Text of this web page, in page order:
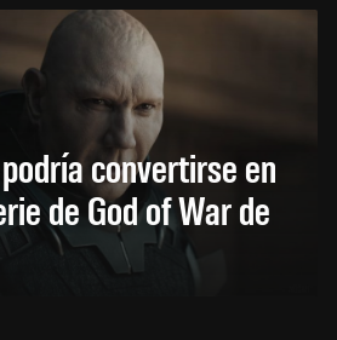
convertirse en
de God of War de